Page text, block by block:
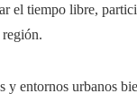
el tiempo libre,
región.
entornos urbanos